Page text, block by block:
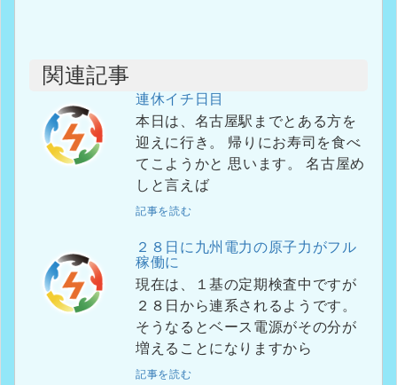
関連記事
連休イチ日目
本日は、名古屋駅までとある方を
迎えに行き。 帰りにお寿司を食べ
てこようかと 思います。 名古屋め
しと言えば
記事を読む
２８日に九州電力の原子力がフル
稼働に
現在は、１基の定期検査中ですが
２８日から連系されるようです。
そうなるとベース電源がその分が
増えることになりますから
記事を読む